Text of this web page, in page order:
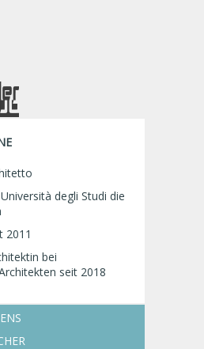
degli Studi die
2011
bei
seit 2018